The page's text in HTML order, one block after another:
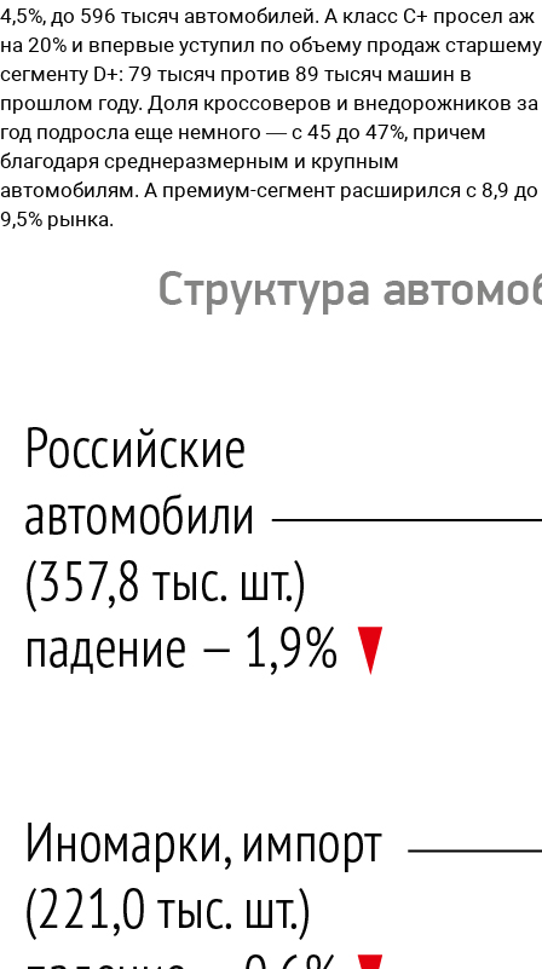
4,5%, до 596 тысяч автомобилей. А класс C+ просел аж
на 20% и впервые уступил по объему продаж старшему
сегменту D+: 79 тысяч против 89 тысяч машин в
прошлом году. Доля кроссоверов и внедорожников за
год подросла еще немного — с 45 до 47%, причем
благодаря среднеразмерным и крупным
автомобилям. А премиум-сегмент расширился с 8,9 до
9,5% рынка.